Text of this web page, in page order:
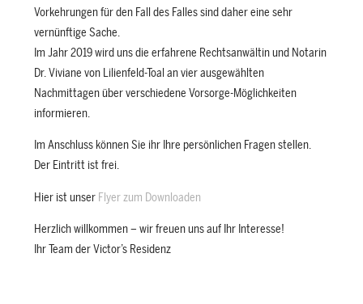
Vorkehrungen für den Fall des Falles sind daher eine sehr
vernünftige Sache.
Im Jahr 2019 wird uns die erfahrene Rechtsanwältin und Notarin
Dr. Viviane von Lilienfeld-Toal an vier ausgewählten
Nachmittagen über verschiedene Vorsorge-Möglichkeiten
informieren.
Im Anschluss können Sie ihr Ihre persönlichen Fragen stellen.
Der Eintritt ist frei.
Hier ist unser Flyer zum Downloaden
Herzlich willkommen – wir freuen uns auf Ihr Interesse!
Ihr Team der Victor’s Residenz